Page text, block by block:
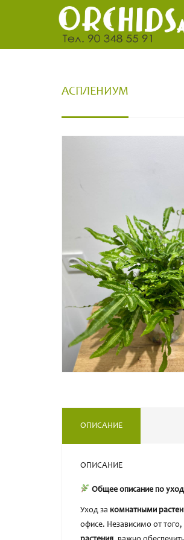
АСПЛЕНИУМ
ОПИСАНИЕ
ОПИСАНИЕ
Общее описание по
Уход за комнатными
офисе. Независимо от